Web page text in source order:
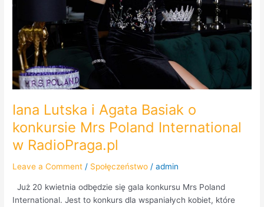
Iana Lutska i Agata Basiak o
konkursie Mrs Poland International
w RadioPraga.pl
Leave a Comment / Społęczeństwo /admin
Już 20 kwietnia odbędzie się gala konkursu Mrs Poland
International. Jest to konkurs dla wspaniałych kobiet, które
RadioPraga.pl